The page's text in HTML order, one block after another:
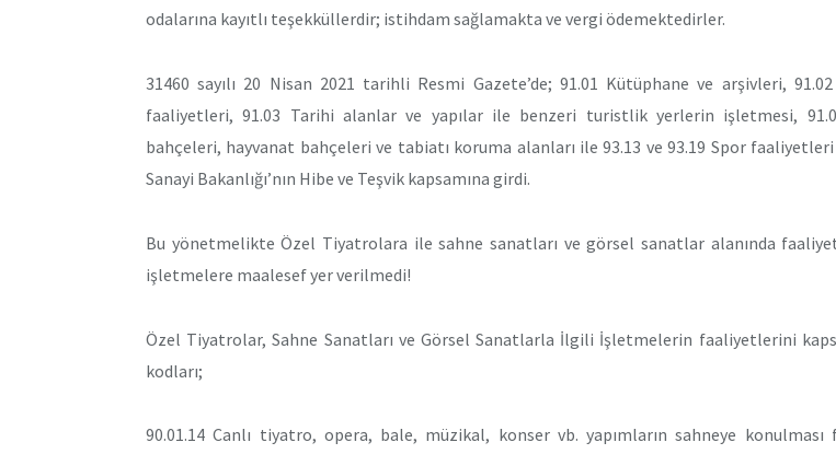
odalarına kayıtlı teşekküllerdir; istihdam sağlamakta ve vergi ödemektedirler.
31460 sayılı 20 Nisan 2021 tarihli Resmi Gazete’de; 91.01 Kütüphane ve arşivleri,
faaliyetleri, 91.03 Tarihi alanlar ve yapılar ile benzeri turistlik yerlerin işletmesi,
bahçeleri, hayvanat bahçeleri ve tabiatı koruma alanları ile 93.13 ve 93.19 Spor
Sanayi Bakanlığı’nın Hibe ve Teşvik kapsamına girdi.
Bu yönetmelikte Özel Tiyatrolara ile sahne sanatları ve görsel sanatlar alanında
işletmelere maalesef yer verilmedi!
Özel Tiyatrolar, Sahne Sanatları ve Görsel Sanatlarla İlgili İşletmelerin faaliyetlerini
kodları;
90.01.14 Canlı tiyatro, opera, bale, müzikal, konser vb. yapımların sahneye konulması